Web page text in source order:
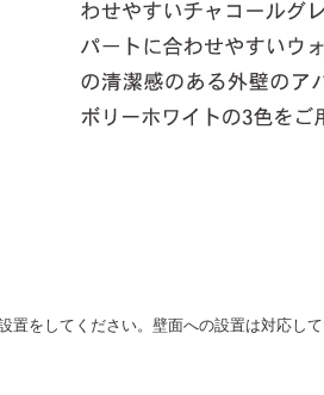
をしてください。壁面への設置は対応して